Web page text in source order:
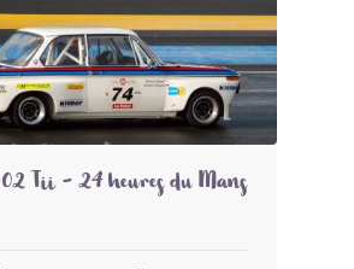
Tii - 24 heures du Mans